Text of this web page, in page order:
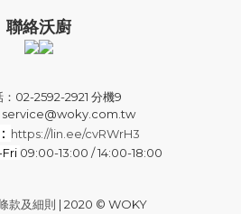
聯絡沃廚
：02-2592-2921 分機9
service@woky.com.tw
https://lin.ee/cvRWrH3
Fri 09:00-13:00 / 14:00-18:00
款及細則 | 2020 © WOKY